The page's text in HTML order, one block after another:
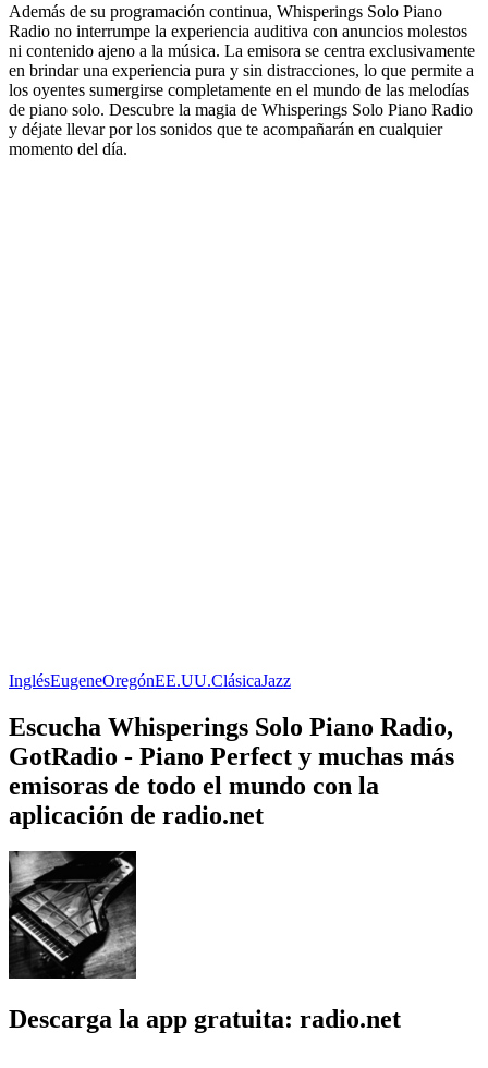
Además de su programación continua, Whisperings Solo Piano
Radio no interrumpe la experiencia auditiva con anuncios molestos
ni contenido ajeno a la música. La emisora se centra exclusivamente
en brindar una experiencia pura y sin distracciones, lo que permite a
los oyentes sumergirse completamente en el mundo de las melodías
de piano solo. Descubre la magia de Whisperings Solo Piano Radio
y déjate llevar por los sonidos que te acompañarán en cualquier
momento del día.
InglésEugeneOregónEE.UU.ClásicaJazz
Escucha Whisperings Solo Piano Radio,
GotRadio - Piano Perfect y muchas más
emisoras de todo el mundo con la
aplicación de radio.net
Descarga la app gratuita: radio.net